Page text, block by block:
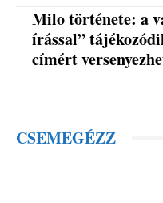
Milo története: a
írással”
címért
CSEMEGÉZZ